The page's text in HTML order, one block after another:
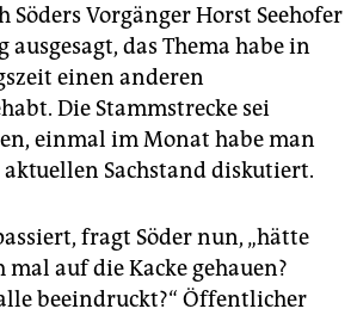
Söders Vorgänger Horst Seehofer
das Thema habe in
einen anderen
Die Stammstrecke sei
einmal im Monat habe man
Sachstand diskutiert.
fragt Söder nun, „hätte
auf die Kacke gehauen?
beeindruckt?“ Öffentlicher